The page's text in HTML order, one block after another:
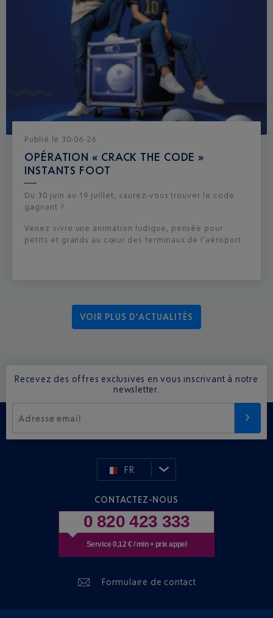
Publié le 30-06-26
OPÉRATION « CRACK THE CODE »
INSTANTS FOOT
Du 30 juin au 19 juillet, saurez-vous trouver le code
gagnant ?
Venez vivre une animation ludique, pensée pour
petits et grands au cœur des terminaux de l’aéroport.
VOIR PLUS D'ACTUALITÉS
Recevez des offres exclusives en vous inscrivant à notre
newsletter.
Adresse email
FR
CONTACTEZ-NOUS
0 820 423 333
Service 0,12 € / min + prix appel
Formulaire de contact